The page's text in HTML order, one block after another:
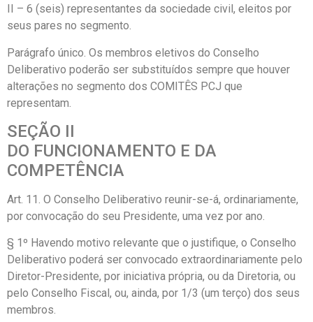
II – 6 (seis) representantes da sociedade civil, eleitos por
seus pares no segmento.
Parágrafo único. Os membros eletivos do Conselho
Deliberativo poderão ser substituídos sempre que houver
alterações no segmento dos COMITÊS PCJ que
representam.
SEÇÃO II
DO FUNCIONAMENTO E DA
COMPETÊNCIA
Art. 11. O Conselho Deliberativo reunir-se-á, ordinariamente,
por convocação do seu Presidente, uma vez por ano.
§ 1º Havendo motivo relevante que o justifique, o Conselho
Deliberativo poderá ser convocado extraordinariamente pelo
Diretor-Presidente, por iniciativa própria, ou da Diretoria, ou
pelo Conselho Fiscal, ou, ainda, por 1/3 (um terço) dos seus
membros.